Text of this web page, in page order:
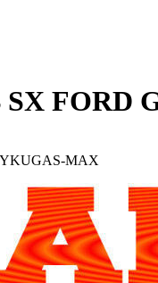
FORD
MAX